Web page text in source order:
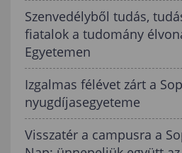
Szenvedélyből tudás,
fiatalok a tudomány
Egyetemen
Izgalmas félévet zárt a
nyugdíjasegyeteme
Visszatér a campusra a